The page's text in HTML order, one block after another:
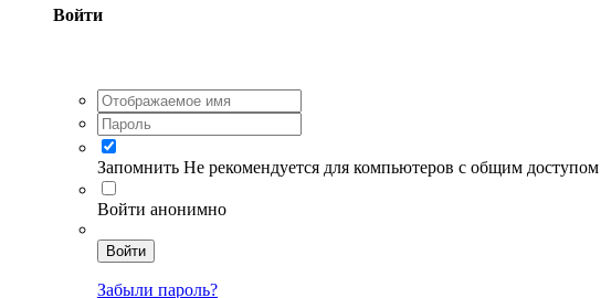
Войти
Запомнить Не рекомендуется для компьютеров с общим доступом
Войти анонимно
Войти
Забыли пароль?